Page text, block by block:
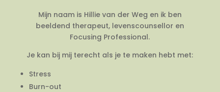
Mijn naam is Hillie van der Weg en ik ben
beeldend therapeut, levenscounsellor en
Focusing Professional.
Je kan bij mij terecht als je te maken hebt met:
Stress
Burn-out